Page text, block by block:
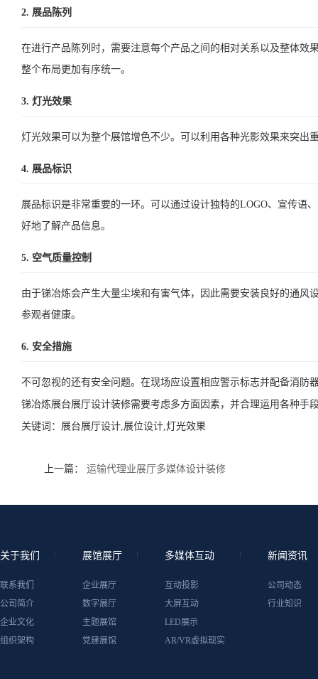
2. 展品陈列
在进行产品陈列时，需要注意每个产品之间的相对关系以及整体
整个布局更加有序统一。
3. 灯光效果
灯光效果可以为整个展馆增色不少。可以利用各种光影效果来突
4. 展品标识
展品标识是非常重要的一环。可以通过设计独特的LOGO、宣传语
好地了解产品信息。
5. 空气质量控制
由于锑冶炼会产生大量尘埃和有害气体，因此需要安装良好的通
参观者健康。
6. 安全措施
不可忽视的还有安全问题。在现场应设置相应警示标志并配备消防
锑冶炼展台展厅设计装修需要考虑多方面因素，并合理运用各种手
关键词： 展台展厅设计,展位设计,灯光效果
上一篇： 运输代理业展厅多媒体设计装修
关于我们
联系我们
公司简介
企业文化
组织架构
展馆展厅
企业展厅
数字展厅
主题展馆
党建展馆
多媒体互动
互动投影
大屏互动
LED展示
AR/VR虚拟现实
新闻资讯
公司动态
行业知识